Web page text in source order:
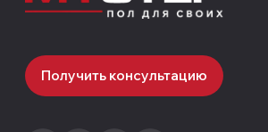
Получить консультацию